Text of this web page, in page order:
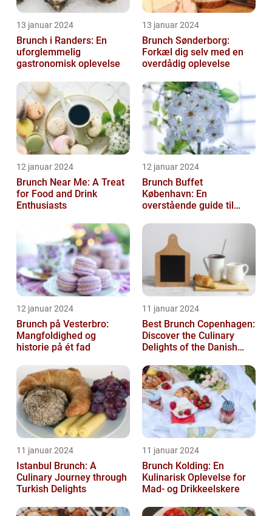
13 januar 2024
Brunch i Randers: En
uforglemmelig
gastronomisk oplevelse
13 januar 2024
Brunch Sønderborg:
Forkæl dig selv med en
overdådig oplevelse
12 januar 2024
Brunch Near Me: A Treat
for Food and Drink
Enthusiasts
12 januar 2024
Brunch Buffet
København: En
overstående guide til
12 januar 2024
Brunch på Vesterbro:
Mangfoldighed og
historie på ét fad
11 januar 2024
Best Brunch Copenhagen:
Discover the Culinary
Delights of the Danish
11 januar 2024
Istanbul Brunch: A
Culinary Journey through
Turkish Delights
11 januar 2024
Brunch Kolding: En
Kulinarisk Oplevelse for
Mad- og Drikkeelskere